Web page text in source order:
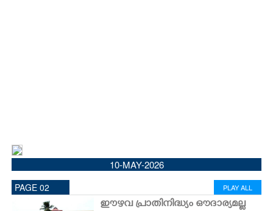
PHOTOS
10-MAY-2026
PAGE 02 PLAY ALL
ഈഴവ പ്രാതിനിദ്ധ്യം ഔദാര്യമല്ല